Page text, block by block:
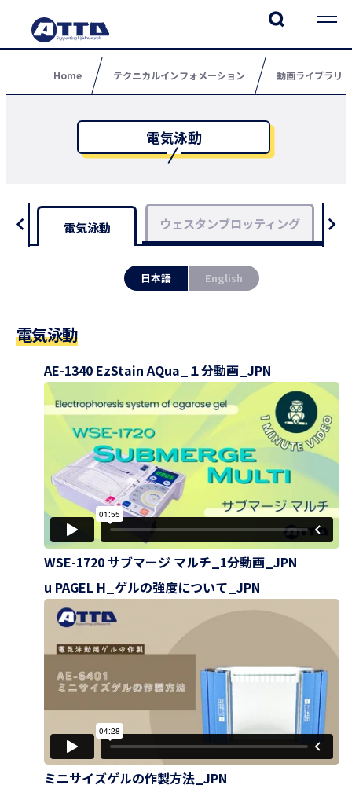
Home テクニカルインフォメーション 動画ライブラリ
電気泳動
電気泳動 ウェスタンブロッティング
日本語 English
電気泳動
AE-1340 EzStain AQua_１分動画_JPN
WSE-1720 サブマージ マルチ_1分動画_JPN
u PAGEL H_ゲルの強度について_JPN
ミニサイズゲルの作製方法_JPN